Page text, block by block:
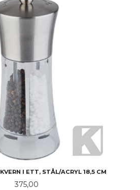
I ETT, STÅL/ACRYL 18,5 CM
Pris
375,00